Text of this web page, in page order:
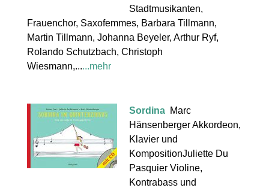
Stadtmusikanten,
Frauenchor, Saxofemmes, Barbara Tillmann,
Martin Tillmann, Johanna Beyeler, Arthur Ryf,
Rolando Schutzbach, Christoph
Wiesmann,......mehr
Sordina Marc
Hänsenberger Akkordeon,
Klavier und
KompositionJuliette Du
Pasquier Violine,
Kontrabass und